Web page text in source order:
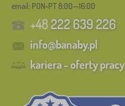
email: PON-PT 8:00—16:00
+48222 639 226
info@banaby.pl
kariera - oferty pracy